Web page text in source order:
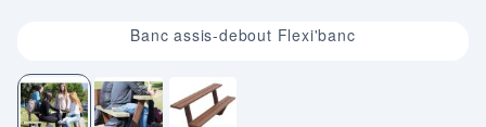
Image 1 sur 3Banc assis-debout Flexi'banc